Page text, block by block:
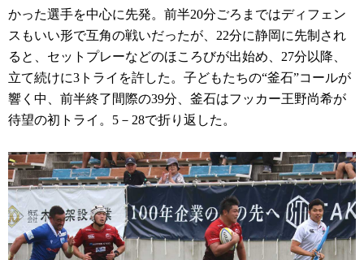
かった選手を中心に先発。前半20分ごろまではディフェン
スもいい形で互角の戦いだったが、22分に静岡に先制され
ると、セットプレーなどのほころびが出始め、27分以降、
立て続けに3トライを許した。子どもたちの“釜石”コールが
響く中、前半終了間際の39分、釜石はフッカー王野尚希が
待望の初トライ。5－28で折り返した。